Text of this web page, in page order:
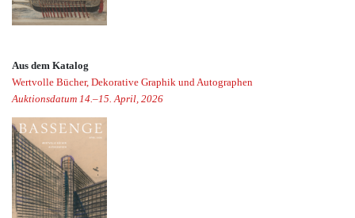
Aus dem Katalog
Wertvolle Bücher, Dekorative Graphik und Autographen
Auktionsdatum 14.–15. April, 2026